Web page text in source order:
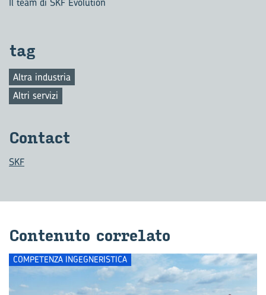
tag
Altra industria
Altri servizi
Con­tact
SKF
Con­te­nu­to cor­re­la­to
COMPETENZA INGEGNERISTICA